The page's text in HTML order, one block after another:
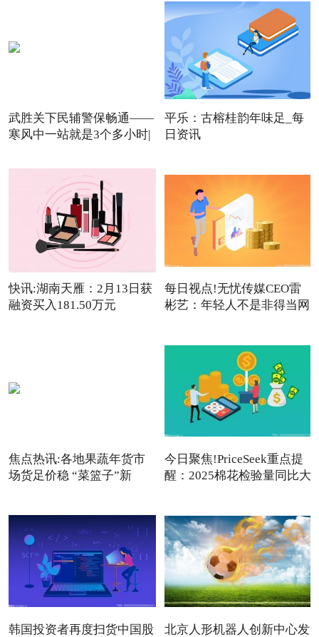
武胜关下民辅警保畅通——
寒风中一站就是3个多小时|
平乐：古榕桂韵年味足_每
日资讯
快讯:湖南天雁：2月13日获
融资买入181.50万元
每日视点!无忧传媒CEO雷
彬艺：年轻人不是非得当网
焦点热讯:各地果蔬年货市
场货足价稳 “菜篮子”新
今日聚焦!PriceSeek重点提
醒：2025棉花检验量同比大
韩国投资者再度扫货中国股
北京人形机器人创新中心发